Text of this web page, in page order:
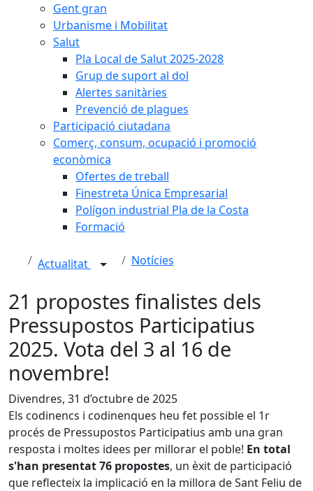
Gent gran
Urbanisme i Mobilitat
Salut
Pla Local de Salut 2025-2028
Grup de suport al dol
Alertes sanitàries
Prevenció de plagues
Participació ciutadana
Comerç, consum, ocupació i promoció
econòmica
Ofertes de treball
Finestreta Única Empresarial
Polígon industrial Pla de la Costa
Formació
Actualitat Notícies
21 propostes finalistes dels
Pressupostos Participatius
2025. Vota del 3 al 16 de
novembre!
Divendres, 31 d’octubre de 2025
Els codinencs i codinenques heu fet possible el 1r
procés de Pressupostos Participatius amb una gran
resposta i moltes idees per millorar el poble! En total
s'han presentat 76 propostes, un èxit de participació
que reflecteix la implicació en la millora de Sant Feliu de